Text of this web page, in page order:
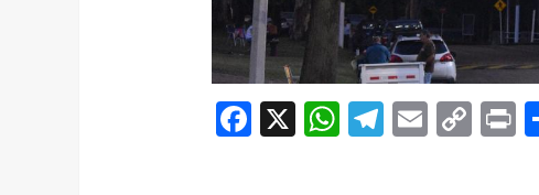
Facebook
X WhatsApp
Telegram
Email